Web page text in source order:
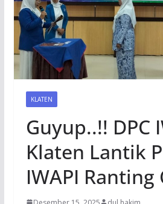
KLATEN
Guyup..!! DPC
Klaten Lantik
IWAPI Ranting